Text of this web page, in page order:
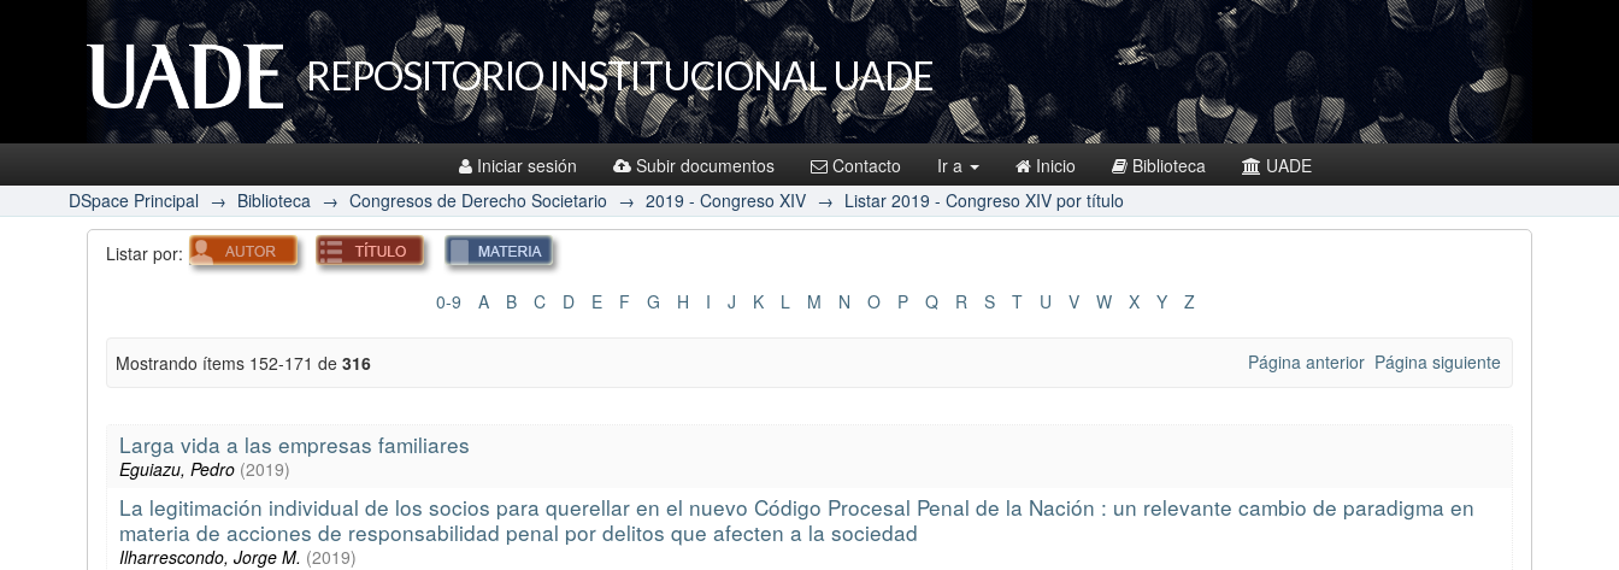
REPOSITORIO INSTITUCIONAL UADE
Iniciar sesión Subir documentos Contacto Ir a Inicio Biblioteca
UADE
DSpace Principal → Biblioteca → Congresos de Derecho Societario → 2019 - Congreso XIV → Listar 2019 - Congreso XIV por título
Listar por:
0-9 A B C D E F G H I J K L M N O P Q R S T U V W X Y Z
Mostrando ítems 152-171 de 316 Página anterior Página siguiente
Larga vida a las empresas familiares
Eguiazu, Pedro (2019)
La legitimación individual de los socios para querellar en el nuevo Código Procesal Penal de la Nación : un relevante cambio de paradigma en
materia de acciones de responsabilidad penal por delitos que afecten a la sociedad
Ilharrescondo, Jorge M. (2019)